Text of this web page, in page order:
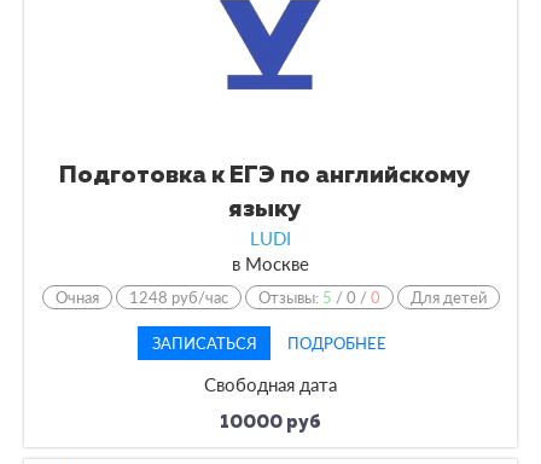
Подготовка к ЕГЭ по английскому
языку
LUDI
в Москве
Очная 1248 руб/час Отзывы: 5 /0 /0 Для детей
ЗАПИСАТЬСЯ ПОДРОБНЕЕ
Свободная дата
10000 руб